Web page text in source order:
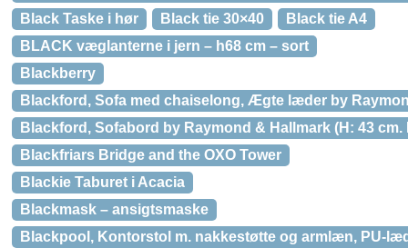
Black Taske i hør
Black tie 30×40
Black tie A4
BLACK væglanterne i jern – h68 cm – sort
Blackberry
Blackford, Sofa med chaiselong, Ægte læder by
Blackford, Sofabord by Raymond & Hallmark (H: 43 cm.
Blackfriars Bridge and the OXO Tower
Blackie Taburet i Acacia
Blackmask – ansigtsmaske
Blackpool, Kontorstol m. nakkestøtte og armlæn, PU-